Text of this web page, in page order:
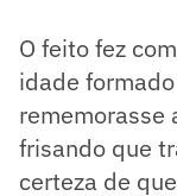
O feito fez
idade
rememorasse
frisando que
certeza de